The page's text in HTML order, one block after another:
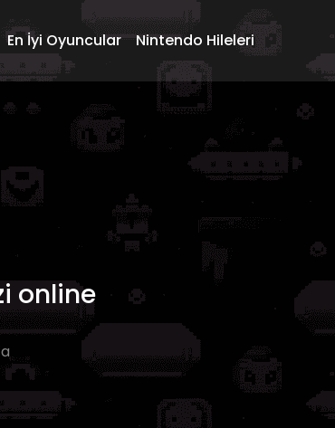
En İyi Oyuncular Nintendo Hileleri
online